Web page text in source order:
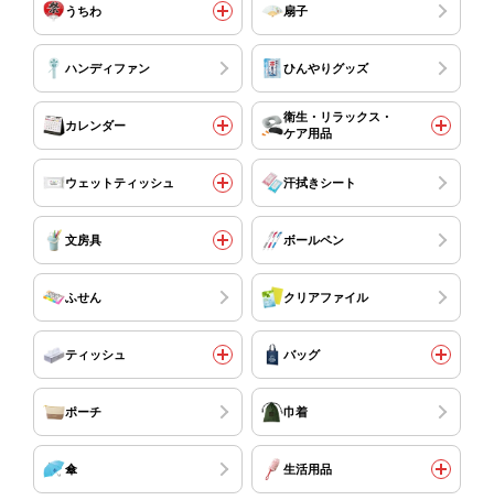
うちわ 扇子
ハンディファン ひんやりグッズ
カレンダー
衛生・リラックス・
ケア用品
ウェットティッシュ 汗拭きシート
文房具 ボールペン
ふせん クリアファイル
ティッシュ バッグ
ポーチ 巾着
傘 生活用品